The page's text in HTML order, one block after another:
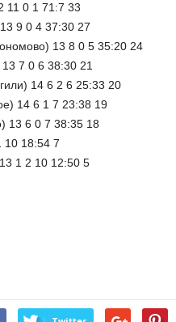
11 0 1 71:7 33
9 0 4 37:30 27
13 8 0 5 35:20 24
7 0 6 38:30 21
14 6 2 6 25:33 20
14 6 1 7 23:38 19
13 6 0 7 38:35 18
10 18:54 7
1 2 10 12:50 5